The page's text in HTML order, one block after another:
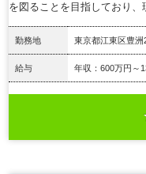
を図ることを目指しており、
勤務地 東京都江東区豊
給与 年収：600万円～